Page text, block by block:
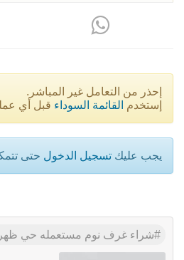
إحذر من التعامل غير المباشر.
إستخدم القائمة السوداء قبل أي
يجب عليك تسجيل الدخول حتى
شراء غرف نوم مستعمله حي ظهرة لبن